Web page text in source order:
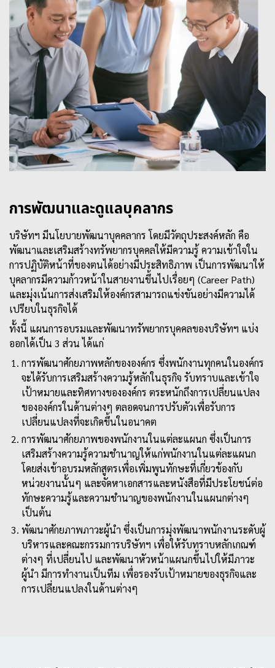
การพัฒนาและดูแลบุคลากร
บริษัทฯ มีนโยบายพัฒนาบุคคลากร โดยมีวัตถุประสงค์หลัก คือ
พัฒนาและเสริมสร้างทรัพยากรบุคคลให้มีความรู้ ความเข้าใจใน
การปฏิบัติหน้าที่ของตนได้อย่างมีประสิทธิภาพ เป็นการพัฒนาให้
บุคลากรมีความก้าวหน้าในสายงานขึ้นไปเรื่อยๆ (Career Path)
และมุ่งเน้นการส่งเสริมให้องค์กรสามารถแข่งขันอย่างมีความได้
เปรียบในธุรกิจได้
ทั้งนี้ แผนการอบรมและพัฒนาทรัพยากรบุคคลของบริษัทฯ แบ่ง
ออกได้เป็น 3 ส่วน ได้แก่
การพัฒนาศักยภาพหลักขององค์กร ซึ่งพนักงานทุกคนในองค์กร
จะได้รับการเสริมสร้างความรู้หลักในธุรกิจ รับทราบและเข้าใจ
เป้าหมายและทิศทางขององค์กร ตระหนักถึงการเปลี่ยนแปลง
ขององค์กรในด้านต่างๆ ตลอดจนการปรับตัวเพื่อรับการ
เปลี่ยนแปลงที่จะเกิดขึ้นในอนาคต
การพัฒนาศักยภาพของพนักงานในแต่ละแผนก ซึ่งเป็นการ
เสริมสร้างความรู้ความชำนาญให้แก่พนักงานในแต่ละแผนก
โดยส่งเข้าอบรมหลักสูตรเพื่อเพิ่มพูนทักษะที่เกี่ยวข้องกับ
หน่วยงานนั้นๆ และจัดหาเอกสารและหนังสือที่มีประโยชน์ต่อ
ทักษะความรู้และความชำนาญของพนักงานในแผนกต่างๆ
เป็นต้น
พัฒนาศักยภาพภาวะผู้นำ ซึ่งเป็นการมุ่งพัฒนาพนักงานระดับผู้
บริหารและคณะกรรมการบริษัทฯ เพื่อให้รับทราบหลักเกณฑ์
ต่างๆ ที่เปลี่ยนไป และพัฒนาหัวหน้าแผนกขึ้นไปให้มีภาวะ
ผู้นำ มีการทำงานเป็นทีม เพื่อรองรับเป้าหมายของธุรกิจและ
การเปลี่ยนแปลงในด้านต่างๆ